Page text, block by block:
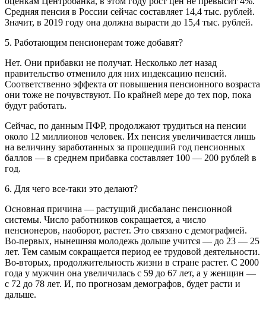
Средняя пенсия в России сейчас составляет 14,4 тыс. рублей.
Значит, в 2019 году она должна вырасти до 15,4 тыс. рублей.
5. Работающим пенсионерам тоже добавят?
Нет. Они прибавки не получат. Несколько лет назад
правительство отменило для них индексацию пенсий.
Соответственно эффекта от повышения пенсионного возраста
они тоже не почувствуют. По крайней мере до тех пор, пока
будут работать.
Сейчас, по данным ПФР, продолжают трудиться на пенсии
около 12 миллионов человек. Их пенсия увеличивается лишь
на величину заработанных за прошедший год пенсионных
баллов — в среднем прибавка составляет 100 — 200 рублей в
год.
6. Для чего все-таки это делают?
Основная причина — растущий дисбаланс пенсионной
системы. Число работников сокращается, а число
пенсионеров, наоборот, растет. Это связано с демографией.
Во-первых, нынешняя молодежь дольше учится — до 23 — 25
лет. Тем самым сокращается период ее трудовой деятельности.
Во-вторых, продолжительность жизни в стране растет. С 2000
года у мужчин она увеличилась с 59 до 67 лет, а у женщин —
с 72 до 78 лет. И, по прогнозам демографов, будет расти и
дальше.